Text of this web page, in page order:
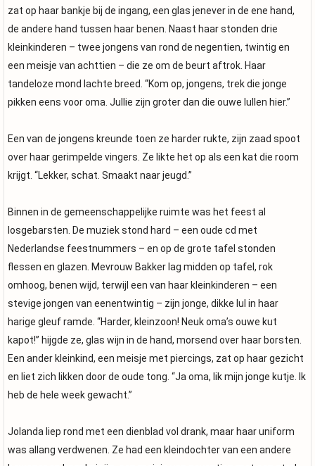
zat op haar bankje bij de ingang, een glas jenever in de ene hand,
de andere hand tussen haar benen. Naast haar stonden drie
kleinkinderen – twee jongens van rond de negentien, twintig en
een meisje van achttien – die ze om de beurt aftrok. Haar
tandeloze mond lachte breed. “Kom op, jongens, trek die jonge
pikken eens voor oma. Jullie zijn groter dan die ouwe lullen hier.”
Een van de jongens kreunde toen ze harder rukte, zijn zaad spoot
over haar gerimpelde vingers. Ze likte het op als een kat die room
krijgt. “Lekker, schat. Smaakt naar jeugd.”
Binnen in de gemeenschappelijke ruimte was het feest al
losgebarsten. De muziek stond hard – een oude cd met
Nederlandse feestnummers – en op de grote tafel stonden
flessen en glazen. Mevrouw Bakker lag midden op tafel, rok
omhoog, benen wijd, terwijl een van haar kleinkinderen – een
stevige jongen van eenentwintig – zijn jonge, dikke lul in haar
harige gleuf ramde. “Harder, kleinzoon! Neuk oma’s ouwe kut
kapot!” hijgde ze, glas wijn in de hand, morsend over haar borsten.
Een ander kleinkind, een meisje met piercings, zat op haar gezicht
en liet zich likken door de oude tong. “Ja oma, lik mijn jonge kutje. Ik
heb de hele week gewacht.”
Jolanda liep rond met een dienblad vol drank, maar haar uniform
was allang verdwenen. Ze had een kleindochter van een andere